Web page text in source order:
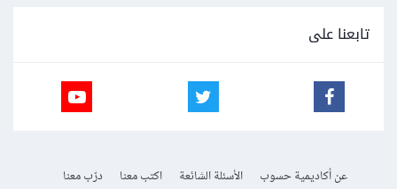
تابعنا على
عن أكاديمية حسوب الأسئلة الشائعة اكتب معنا
درّب معنا